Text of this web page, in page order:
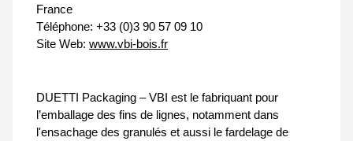
France
Téléphone: +33 (0)3 90 57 09 10
Site Web: www.vbi-bois.fr
DUETTI Packaging – VBI est le fabriquant pour
l’emballage des fins de lignes, notamment dans
l'ensachage des granulés et aussi le fardelage de